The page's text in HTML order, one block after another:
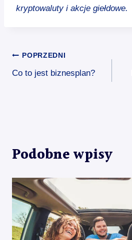
kryptowaluty i akcje giełdowe.
Nawigacja
wpisu
POPRZEDNI
Co to jest biznesplan?
Podobne wpisy